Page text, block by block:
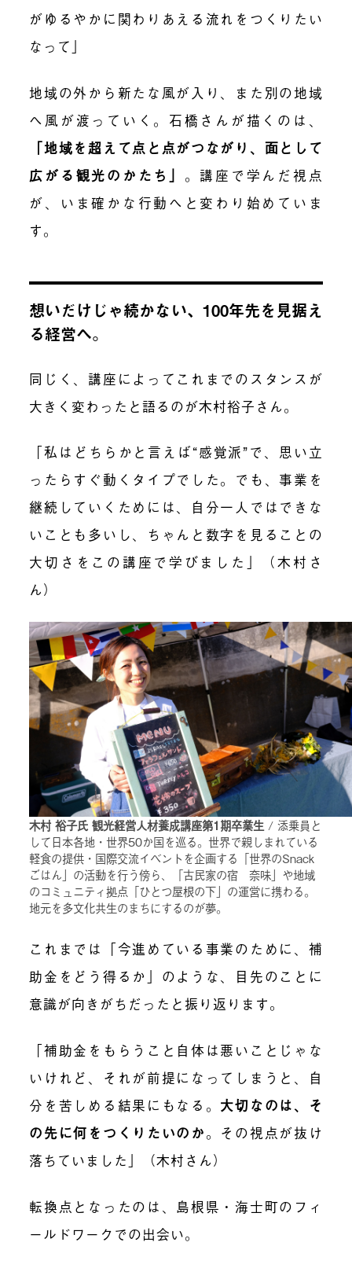
がゆるやかに関わりあえる流れをつくりたい
なって」
地域の外から新たな風が入り、また別の地域
へ風が渡っていく。石橋さんが描くのは、
「地域を超えて点と点がつながり、面として
広がる観光のかたち」 。講座で学んだ視点
が、いま確かな行動へと変わり始めていま
す。
想いだけじゃ続かない、100年先を見据え
る経営へ。
同じく、講座によってこれまでのスタンスが
大きく変わったと語るのが木村裕子 さん。
「私はどちらかと言えば“感覚派”で、思い立
ったらすぐ動くタイプでした。でも、事業を
継続していくためには、自分一人ではできな
いことも多いし、ちゃんと数字を見ることの
大切さをこの講座で学びました」（木村さ
ん）
木村 裕子氏 観光経営人材養成講座第1期卒業生/ 添乗員と
して日本各地・世界50か国を巡る。世界で親しまれている
軽食の提供・国際交流イベントを企画する「世界のSnack
ごはん」の活動を行う傍ら、「古民家の宿 奈味」や地域
のコミュニティ拠点「ひとつ屋根の下」の運営に携わる。
地元を多文化共生のまちにするのが夢。
これまでは「今進めている事業のために、補
助金をどう得るか」のような、目先のことに
意識が向きがちだったと振り返ります。
「補助金をもらうこと自体は悪いことじゃな
いけれど、それが前提になってしまうと、自
分を苦しめる結果にもなる。 大切なのは、そ
の先に何をつくりたいのか。その視点が抜け
落ちていました」（木村さん）
転換点となったのは、島根県・海士町のフィ
ールドワークでの出会い。